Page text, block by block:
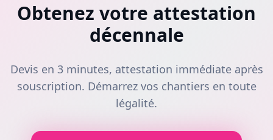
Obtenez votre attestation
décennale
Devis en 3 minutes, attestation immédiate après
souscription. Démarrez vos chantiers en toute
légalité.